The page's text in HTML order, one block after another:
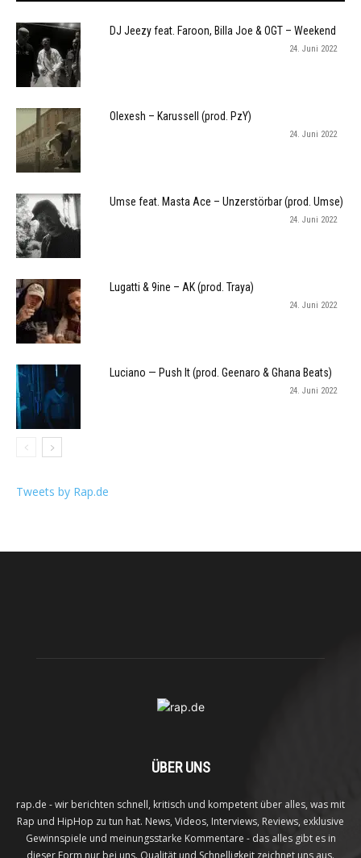
DJ Jeezy feat. Faroon, Billa Joe & OGT – Weekend
24. Juni 2022
Olexesh – Karussell (prod. PzY)
24. Juni 2022
Umse feat. Masta Ace – Unzerstörbar (prod. Umse)
24. Juni 2022
Lugatti & 9ine – AK (prod. Traya)
24. Juni 2022
Luciano — Push It (prod. Geenaro & Ghana Beats)
24. Juni 2022
Tweets by Rap.de
ÜBER UNS
rap.de - wir berichten schnell, kritisch und kompetent über alles, was mit
Rap und HipHop zu tun hat. News, Videos, Interviews, Reviews, exklusive
Gewinnspiele und meinungsstarke Kommentare - das alles gibt es in
dieser Form nur bei uns. Qualität und Schnelligkeit zeichnet uns aus.